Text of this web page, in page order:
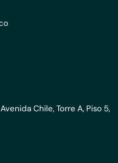
Chile, Torre A, Piso 5,